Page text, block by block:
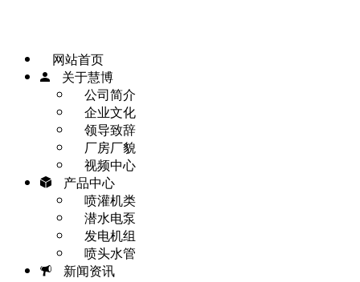
网站首页
关于慧博
公司简介
企业文化
领导致辞
厂房厂貌
视频中心
产品中心
喷灌机类
潜水电泵
发电机组
喷头水管
新闻资讯